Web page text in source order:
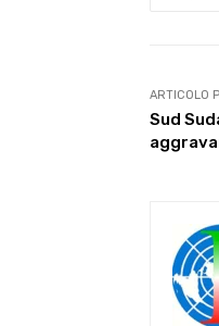
ARTICOLO
Sud